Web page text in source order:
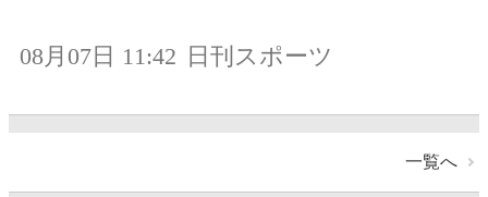
08月07日 11:42 日刊スポーツ
一覧へ